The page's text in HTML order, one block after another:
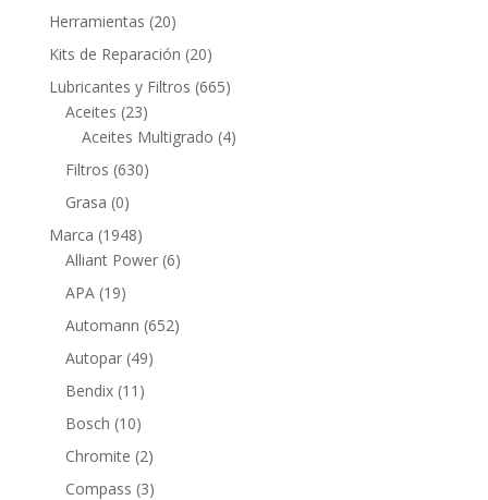
Herramientas 2020
productos
Kits de Reparación 2020
productos
Lubricantes y Filtros 665665
Aceites 2323
productos
Aceites Multigrado 44
Filtros 630630
Grasa 00
productos
Marca 19481948
productos
Alliant Power 66
APA 1919
productos
Automann 652652
Autopar 4949
Bendix 11 11
productos
Bosch 1010
productos
Chromite 22
productos
Compass 33